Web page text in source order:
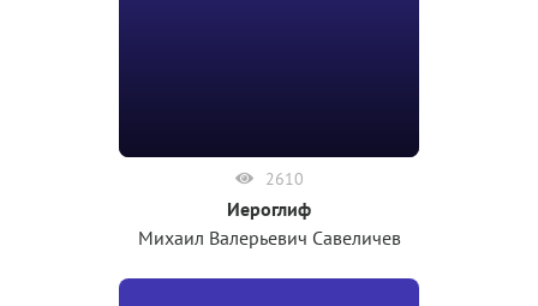
2610
Иероглиф
Михаил Валерьевич Савеличев